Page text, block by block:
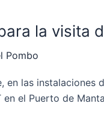
la visita
Pombo
en las
en el Puerto de